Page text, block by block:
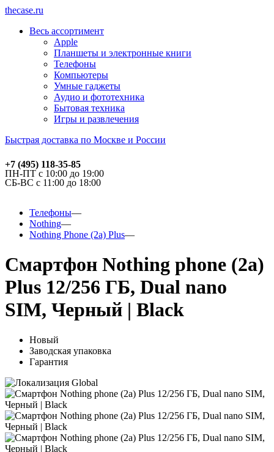
thecase.ru
Весь ассортимент
Apple
Планшеты и электронные книги
Телефоны
Компьютеры
Умные гаджеты
Аудио и фототехника
Бытовая техника
Игры и развлечения
Быстрая доставка по Москве и России
+7 (495) 118-35-85
ПН-ПТ с 10:00 до 19:00
СБ-ВС с 11:00 до 18:00
Телефоны
Nothing
Nothing Phone (2a) Plus
Смартфон Nothing phone (2a)
Plus 12/256 ГБ, Dual nano
SIM, Черный | Black
Новый
Заводская упаковка
Гарантия